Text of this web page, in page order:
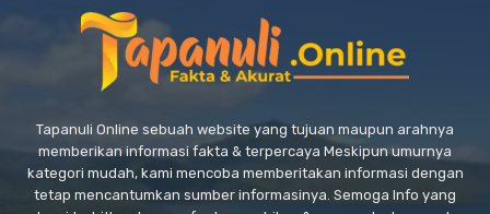
Tapanuli Online sebuah website yang tujuan maupun arahnya
memberikan informasi fakta & terpercaya Meskipun umurnya
kategori mudah, kami mencoba memberitakan informasi dengan
tetap mencantumkan sumber informasinya. Semoga Info yang